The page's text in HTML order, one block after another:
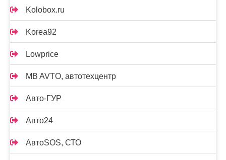
Kolobox.ru
Korea92
Lowprice
MB AVTO, автотехцентр
Авто-ГУР
Авто24
АвтоSOS, СТО